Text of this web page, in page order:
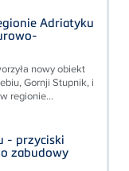
Adriatyku
nowy obiekt
Gornji Stupnik, i
regionie...
- przyciski
zabudowy